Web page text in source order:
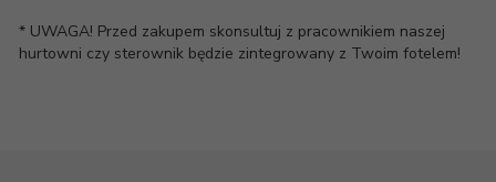
* UWAGA! Przed zakupem skonsultuj z pracownikiem naszej
hurtowni czy sterownik będzie zintegrowany z Twoim fotelem!